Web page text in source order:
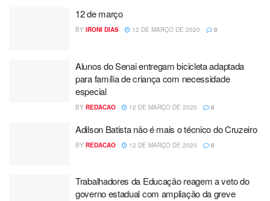
12 de março
BY IRONI DIAS 12 DE MARÇO DE 2020 0
Alunos do Senai entregam bicicleta adaptada
para família de criança com necessidade
especial
BY REDACAO 12 DE MARÇO DE 2020 0
Adilson Batista não é mais o técnico do Cruzeiro
BY REDACAO 12 DE MARÇO DE 2020 0
Trabalhadores da Educação reagem a veto do
governo estadual com ampliação da greve